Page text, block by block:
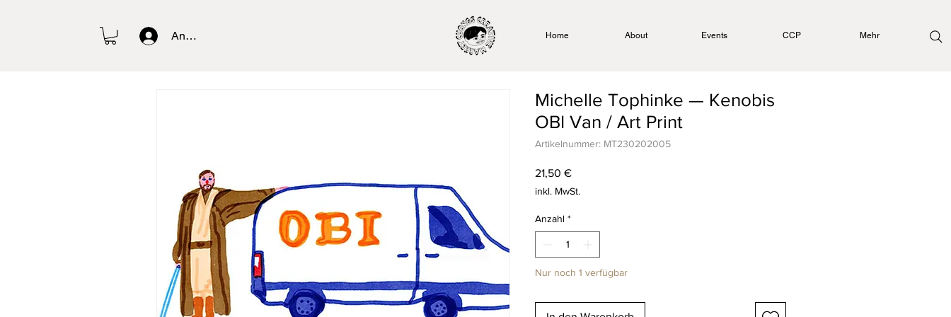
Anmelden Home About Events CCP Mehr
Michelle Tophinke — Kenobis
OBI Van / Art Print
Artikelnummer: MT230202005
21,50 €Preis
inkl. MwSt.
Anzahl *
Nur noch 1 verfügbar